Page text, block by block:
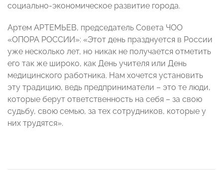
социально-экономическое развитие города.
Артем АРТЕМЬЕВ, председатель Совета ЧОО
«ОПОРА РОССИИ»: «Этот день празднуется в России
уже несколько лет, но никак не получается отметить
его так же широко, как День учителя или День
медицинского работника. Нам хочется установить
эту традицию, ведь предприниматели – это те люди,
которые берут ответственность на себя – за свою
судьбу, свою семью, за тех сотрудников, которые у
них трудятся».